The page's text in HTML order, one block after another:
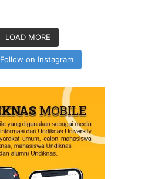
LOAD MORE
Follow on Instagram